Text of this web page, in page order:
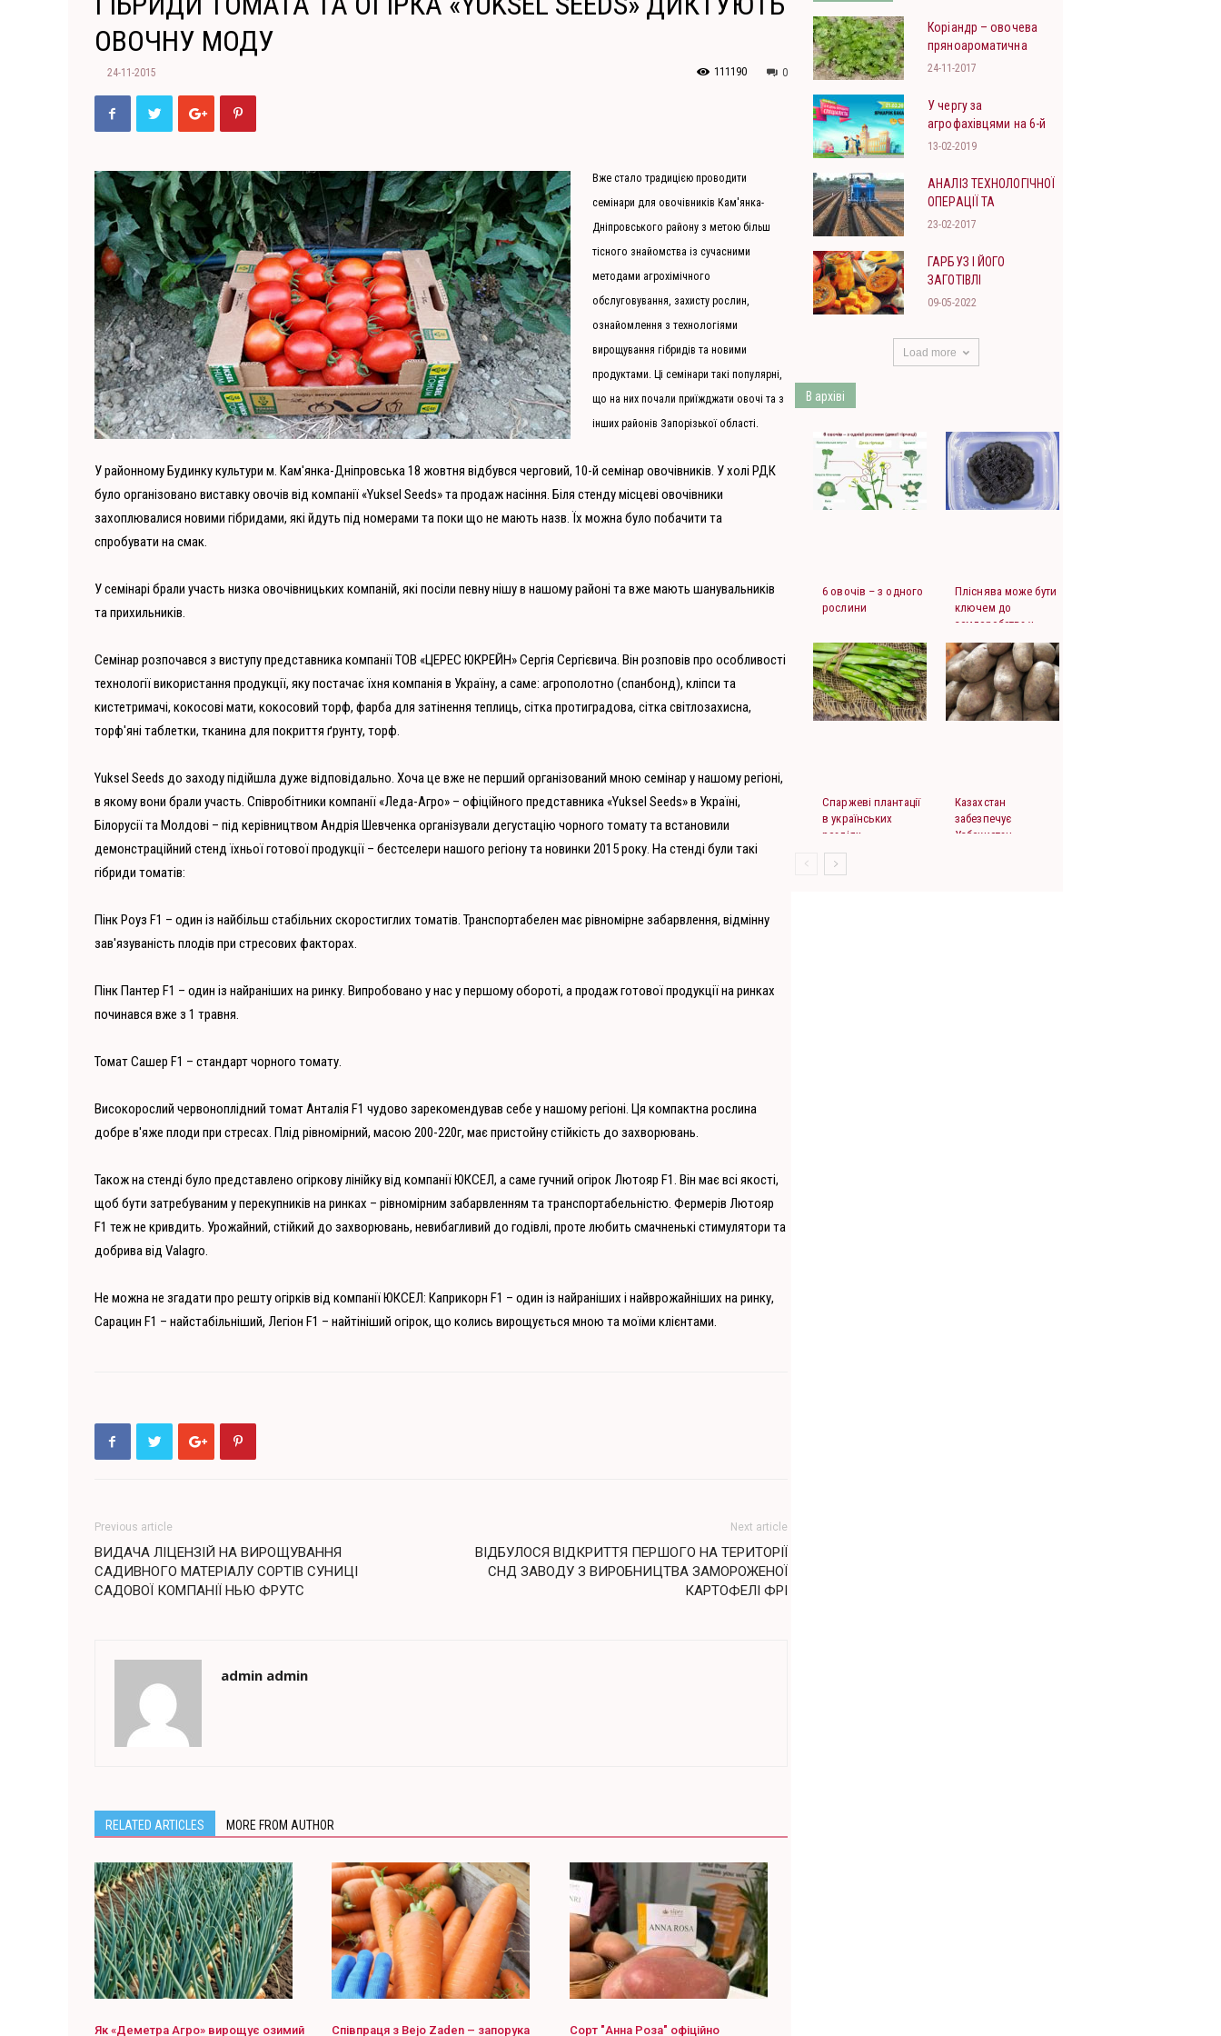
ОВОЧНУ МОДУ
24-11-2015 0
111190
Вже стало традицією проводити
семінари для овочівників Кам'янка-
Дніпровського району з метою більш
тісного знайомства із сучасними
методами агрохімічного
обслуговування, захисту рослин,
ознайомлення з технологіями
вирощування гібридів та новими
продуктами. Ці семінари такі популярні,
що на них почали приїжджати овочі та з
інших районів Запорізької області.
У районному Будинку культури м. Кам'янка-Дніпровська 18 жовтня відбувся черговий, 10-й семінар овочівників. У холі РДК
було організовано виставку овочів від компанії «Yuksel Seeds» та продаж насіння. Біля стенду місцеві овочівники
захоплювалися новими гібридами, які йдуть під номерами та поки що не мають назв. Їх можна було побачити та
спробувати на смак.
У семінарі брали участь низка овочівницьких компаній, які посіли певну нішу в нашому районі та вже мають шанувальників
та прихильників.
Семінар розпочався з виступу представника компанії ТОВ «ЦЕРЕС ЮКРЕЙН» Сергія Сергієвича. Він розповів про особливості
технології використання продукції, яку постачає їхня компанія в Україну, а саме: агрополотно (спанбонд), кліпси та
кистетримачі, кокосові мати, кокосовий торф, фарба для затінення теплиць, сітка протиградова, сітка світлозахисна,
торф'яні таблетки, тканина для покриття ґрунту, торф.
Yuksel Seeds до заходу підійшла дуже відповідально. Хоча це вже не перший організований мною семінар у нашому регіоні,
в якому вони брали участь. Співробітники компанії «Леда-Агро» – офіційного представника «Yuksel Seeds» в Україні,
Білорусії та Молдові – під керівництвом Андрія Шевченка організували дегустацію чорного томату та встановили
демонстраційний стенд їхньої готової продукції – бестселери нашого регіону та новинки 2015 року. На стенді були такі
гібриди томатів:
Пінк Роуз F1 – один із найбільш стабільних скоростиглих томатів. Транспортабелен має рівномірне забарвлення, відмінну
зав'язуваність плодів при стресових факторах.
Пінк Пантер F1 – один із найраніших на ринку. Випробовано у нас у першому обороті, а продаж готової продукції на ринках
починався вже з 1 травня.
Томат Сашер F1 – стандарт чорного томату.
Високорослий червоноплідний томат Анталія F1 чудово зарекомендував себе у нашому регіоні. Ця компактна рослина
добре в'яже плоди при стресах. Плід рівномірний, масою 200-220г, має пристойну стійкість до захворювань.
Також на стенді було представлено огіркову лінійку від компанії ЮКСЕЛ, а саме гучний огірок Лютояр F1. Він має всі якості,
щоб бути затребуваним у перекупників на ринках – рівномірним забарвленням та транспортабельністю. Фермерів Лютояр
F1 теж не кривдить. Урожайний, стійкий до захворювань, невибагливий до годівлі, проте любить смачненькі стимулятори та
добрива від Valagro.
Не можна не згадати про решту огірків від компанії ЮКСЕЛ: Каприкорн F1 – один із найраніших і найврожайніших на ринку,
Сарацин F1 – найстабільніший, Легіон F1 – найтініший огірок, що колись вирощується мною та моїми клієнтами.
Previous article
ВИДАЧА ЛІЦЕНЗІЙ НА ВИРОЩУВАННЯ
САДИВНОГО МАТЕРІАЛУ СОРТІВ СУНИЦІ
САДОВОЇ КОМПАНІЇ НЬЮ ФРУТС
Next article
ВІДБУЛОСЯ ВІДКРИТТЯ ПЕРШОГО НА ТЕРИТОРІЇ
СНД ЗАВОДУ З ВИРОБНИЦТВА ЗАМОРОЖЕНОЇ
КАРТОФЕЛІ ФРІ
admin admin
RELATED ARTICLES MORE FROM AUTHOR
Як «Деметра Агро» вирощує озимий Співпраця з Bejo Zaden – запорука Сорт "Анна Роза" офіційно
Корiандр – овочева
пряноароматична
культура
24-11-2017
У чергу за
агрофахівцями на 6-й
День молодого
13-02-2019
АНАЛІЗ ТЕХНОЛОГІЧНОЇ
ОПЕРАЦІЇ ТА
ТЕХНІЧНИХ ЗАСОБІВ
КАРТОПИ
23-02-2017
ГАРБУЗ І ЙОГО
ЗАГОТІВЛІ
09-05-2022
Load more
В архіві
6 овочів – з одного
рослини
Пліснява може бути
ключем до
землеробства у
космосі.
Спаржеві плантації
в українських
реаліях
Казахстан
забезпечує
Узбекистан